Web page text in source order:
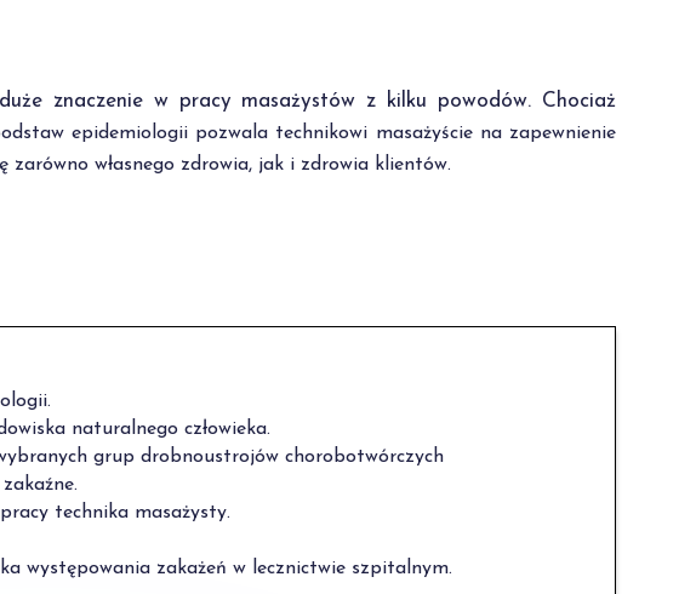
znaczenie w pracy masażystów z kilku powodów. Chociaż
epidemiologii pozwala technikowi masażyście na zapewnienie
własnego zdrowia, jak i zdrowia klientów.
naturalnego człowieka.
grup drobnoustrojów chorobotwórczych
technika masażysty.
występowania zakażeń w lecznictwie szpitalnym.